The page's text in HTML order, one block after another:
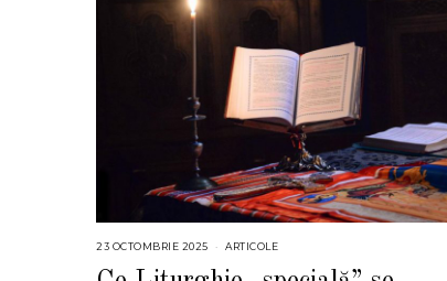
23 OCTOMBRIE 2025
O
ARTICOLE